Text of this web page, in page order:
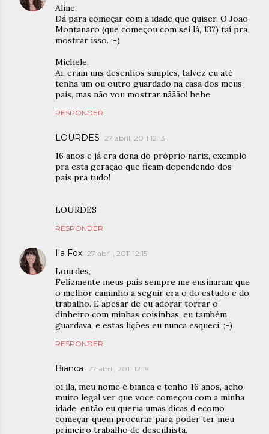
Aline,
Dá para começar com a idade que quiser. O João
Montanaro (que começou com sei lá, 13?) taí pra
mostrar isso. ;-)
Michele,
Ai, eram uns desenhos simples, talvez eu até
tenha um ou outro guardado na casa dos meus
pais, mas não vou mostrar nããão! hehe
RESPONDER
LOURDES 27 abril, 2011 12:13
16 anos e já era dona do próprio nariz, exemplo
pra esta geração que ficam dependendo dos
pais pra tudo!
LOURDES
RESPONDER
Ila Fox 27 abril, 2011 12:15
Lourdes,
Felizmente meus pais sempre me ensinaram que
o melhor caminho a seguir era o do estudo e do
trabalho. E apesar de eu adorar torrar o
dinheiro com minhas coisinhas, eu também
guardava, e estas lições eu nunca esqueci. ;-)
RESPONDER
Bianca 27 abril, 2011 12:19
oi ila, meu nome é bianca e tenho 16 anos, acho
muito legal ver que voce começou com a minha
idade, então eu queria umas dicas d ecomo
começar quem procurar para poder ter meu
primeiro trabalho de desenhista.